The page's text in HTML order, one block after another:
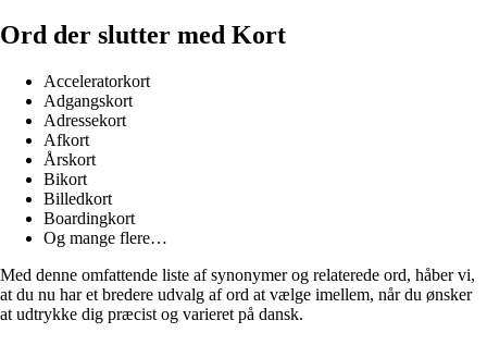
Ord der slutter med Kort
Acceleratorkort
Adgangskort
Adressekort
Afkort
Årskort
Bikort
Billedkort
Boardingkort
Og mange flere…
Med denne omfattende liste af synonymer og relaterede ord, håber vi,
at du nu har et bredere udvalg af ord at vælge imellem, når du ønsker
at udtrykke dig præcist og varieret på dansk.